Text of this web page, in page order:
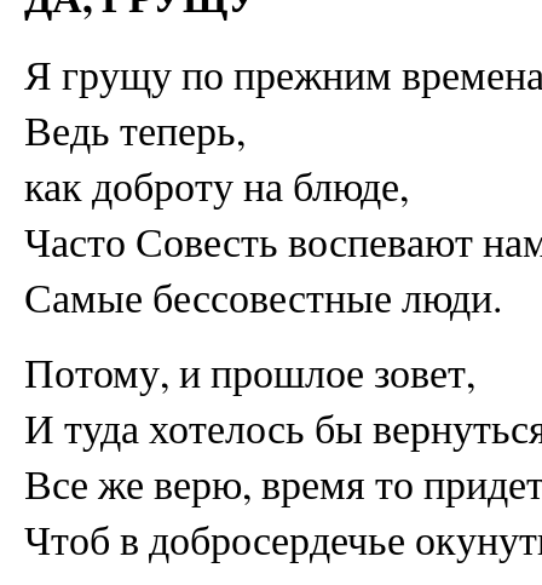
Я грущу по прежним
Ведь теперь,
как доброту на блюде,
Часто Совесть воспевают
Самые бессовестные люди.
Потому, и прошлое зовет,
И туда хотелось бы
Все же верю, время то
Чтоб в добросердечье